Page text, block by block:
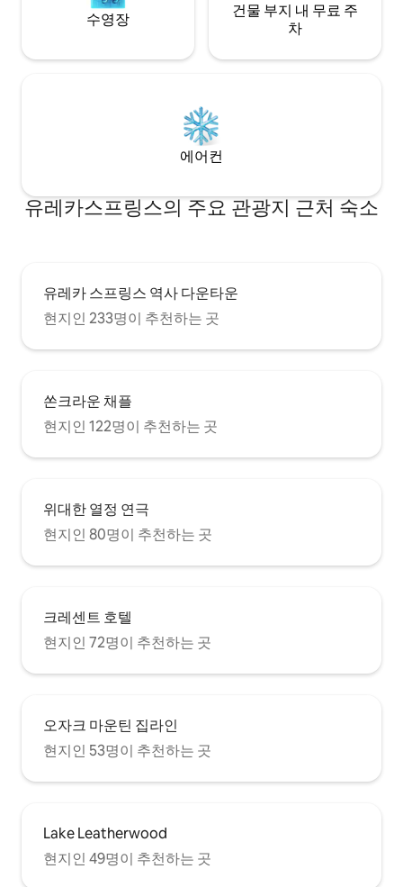
수영장
건물 부지 내 무료 주
차
에어컨
유레카스프링스의 주요 관광지 근처 숙소
유레카 스프링스 역사 다운타운
현지인 233명이 추천하는 곳
쏜크라운 채플
현지인 122명이 추천하는 곳
위대한 열정 연극
현지인 80명이 추천하는 곳
크레센트 호텔
현지인 72명이 추천하는 곳
오자크 마운틴 집라인
현지인 53명이 추천하는 곳
Lake Leatherwood
현지인 49명이 추천하는 곳